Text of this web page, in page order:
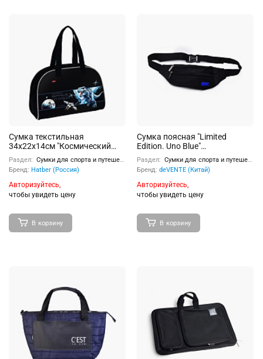
Сумка текстильная
34х22х14см "Космический
динозавр"
Раздел: Сумки для спорта и путешествий
Бренд: Hatber (Россия)
Авторизуйтесь,
чтобы увидеть цену
В корзину
Сумка поясная "Limited
Edition. Uno Blue"
подростковая 26x10x7 см,
матовый полиэстер с
водоотталкивающей
пропиткой, подклад, 1
отделение на молнии, 1
1 внутренний карман на
молнии, на регулируемом
поясе с пряжкой, аппликация
Раздел: Сумки для спорта и путешествий
Бренд: deVENTE (Китай)
Авторизуйтесь,
чтобы увидеть цену
В корзину